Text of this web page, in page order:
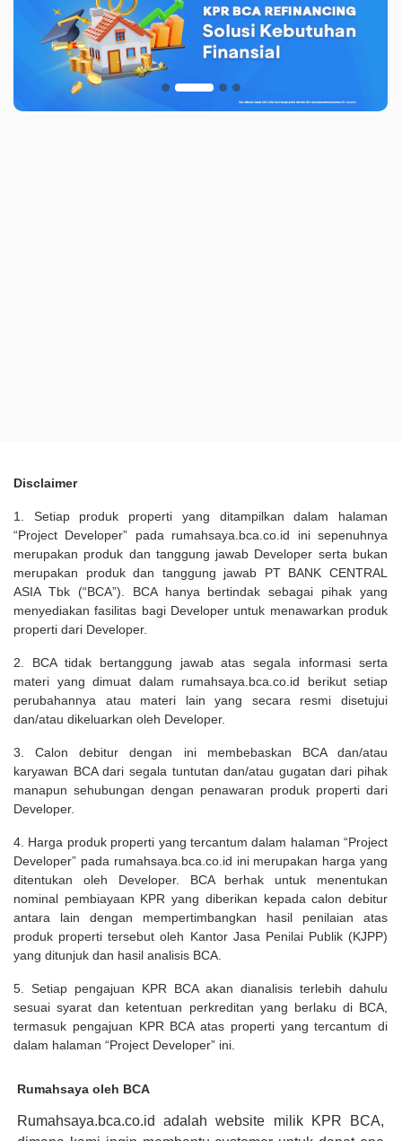
Disclaimer
1. Setiap produk properti yang ditampilkan dalam halaman
“Project Developer” pada rumahsaya.bca.co.id ini sepenuhnya
merupakan produk dan tanggung jawab Developer serta bukan
merupakan produk dan tanggung jawab PT BANK CENTRAL
ASIA Tbk (“BCA”). BCA hanya bertindak sebagai pihak yang
menyediakan fasilitas bagi Developer untuk menawarkan produk
properti dari Developer.
2. BCA tidak bertanggung jawab atas segala informasi serta
materi yang dimuat dalam rumahsaya.bca.co.id berikut setiap
perubahannya atau materi lain yang secara resmi disetujui
dan/atau dikeluarkan oleh Developer.
3. Calon debitur dengan ini membebaskan BCA dan/atau
karyawan BCA dari segala tuntutan dan/atau gugatan dari pihak
manapun sehubungan dengan penawaran produk properti dari
Developer.
4. Harga produk properti yang tercantum dalam halaman “Project
Developer” pada rumahsaya.bca.co.id ini merupakan harga yang
ditentukan oleh Developer. BCA berhak untuk menentukan
nominal pembiayaan KPR yang diberikan kepada calon debitur
antara lain dengan mempertimbangkan hasil penilaian atas
produk properti tersebut oleh Kantor Jasa Penilai Publik (KJPP)
yang ditunjuk dan hasil analisis BCA.
5. Setiap pengajuan KPR BCA akan dianalisis terlebih dahulu
sesuai syarat dan ketentuan perkreditan yang berlaku di BCA,
termasuk pengajuan KPR BCA atas properti yang tercantum di
dalam halaman “Project Developer” ini.
Rumahsaya oleh BCA
Rumahsaya.bca.co.id adalah website milik KPR BCA,